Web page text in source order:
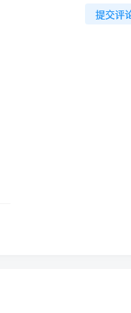
提交评